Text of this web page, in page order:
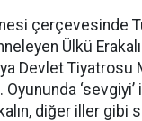
çerçevesinde
Ülkü
Devlet Tiyatrosu
‘sevgiyi’
diğer iller gibi